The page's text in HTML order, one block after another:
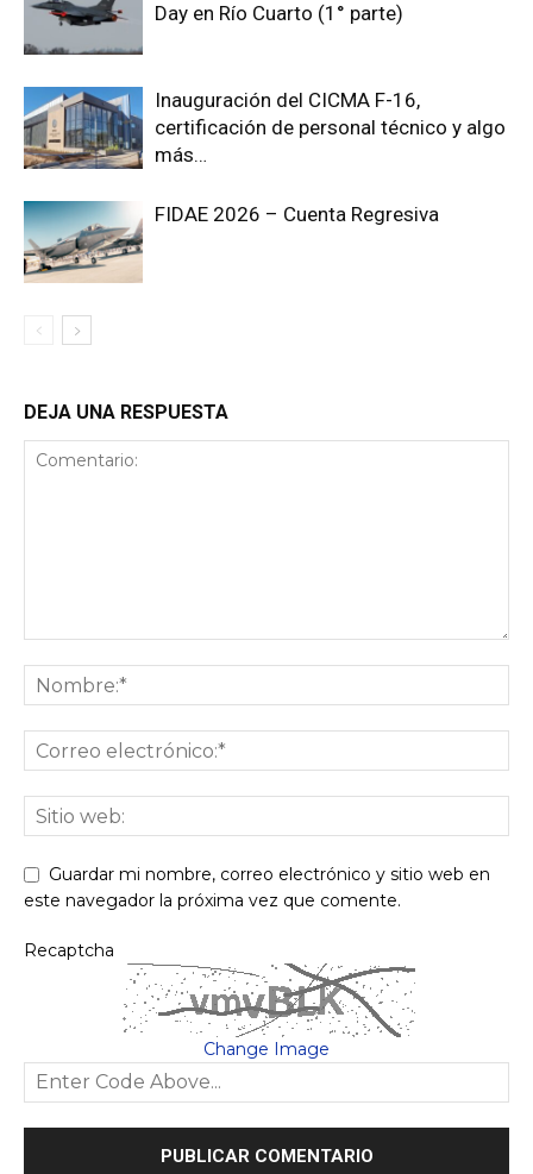
Day en Río Cuarto (1° parte)
Inauguración del CICMA F-16,
certificación de personal técnico y algo
más…
FIDAE 2026 – Cuenta Regresiva
DEJA UNA RESPUESTA
Guardar mi nombre, correo electrónico y sitio web en
este navegador la próxima vez que comente.
Recaptcha
Change Image